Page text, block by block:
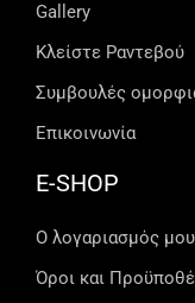
Gallery
Κλείστε Ραντεβού
Συμβουλές
Επικοινωνία
E-SHOP
Ο λογαριασμός μου
Όροι και